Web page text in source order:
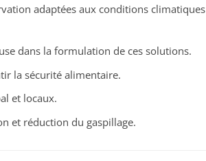
adaptées aux conditions climatiques
dans la formulation de ces solutions.
la sécurité alimentaire.
et locaux.
et réduction du gaspillage.